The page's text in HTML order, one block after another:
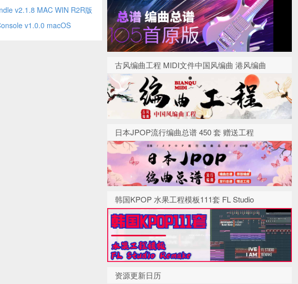
v2.1.8 MAC WIN R2R版
v1.0.0 macOS
古风编曲工程 MIDI文件中国风编曲 港风编曲
日本JPOP流行编曲总谱 450 套 赠送工程
韩国KPOP 水果工程模板111套 FL Studio
资源更新日历